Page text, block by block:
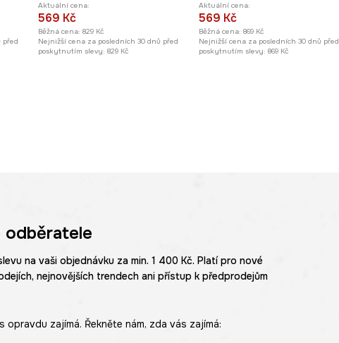
před
Aktuální cena:
569 Kč
Běžná cena: 829 Kč
Nejnižší cena za posledních 30 dnů před
poskytnutím slevy: 829 Kč
Aktuální cena:
569 Kč
Běžná cena: 869 Kč
Nejnižší cena za posledních 30 dnů před
poskytnutím slevy: 869 Kč
odběratele
na vaši objednávku za min. 1 400 Kč. Platí pro nové
nejnovějších trendech ani přístup k předprodejům
zajímá. Řekněte nám, zda vás zajímá: